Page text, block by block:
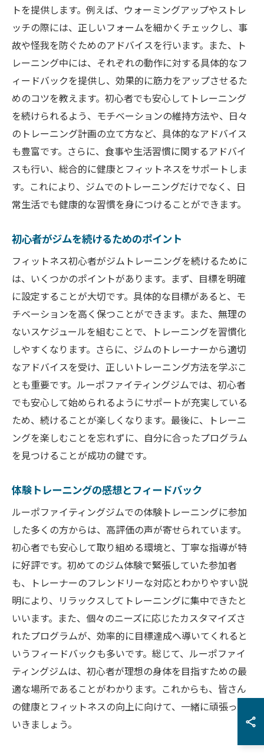
トを提供します。例えば、ウォーミングアップやストレ
ッチの際には、正しいフォームを細かくチェックし、事
故や怪我を防ぐためのアドバイスを行います。また、ト
レーニング中には、それぞれの動作に対する具体的なフ
ィードバックを提供し、効果的に筋力をアップさせるた
めのコツを教えます。初心者でも安心してトレーニング
を続けられるよう、モチベーションの維持方法や、日々
のトレーニング計画の立て方など、具体的なアドバイス
も豊富です。さらに、食事や生活習慣に関するアドバイ
スも行い、総合的に健康とフィットネスをサポートしま
す。これにより、ジムでのトレーニングだけでなく、日
常生活でも健康的な習慣を身につけることができます。
初心者がジムを続けるためのポイント
フィットネス初心者がジムトレーニングを続けるために
は、いくつかのポイントがあります。まず、目標を明確
に設定することが大切です。具体的な目標があると、モ
チベーションを高く保つことができます。また、無理の
ないスケジュールを組むことで、トレーニングを習慣化
しやすくなります。さらに、ジムのトレーナーから適切
なアドバイスを受け、正しいトレーニング方法を学ぶこ
とも重要です。ルーポファイティングジムでは、初心者
でも安心して始められるようにサポートが充実している
ため、続けることが楽しくなります。最後に、トレーニ
ングを楽しむことを忘れずに、自分に合ったプログラム
を見つけることが成功の鍵です。
体験トレーニングの感想とフィードバック
ルーポファイティングジムでの体験トレーニングに参加
した多くの方からは、高評価の声が寄せられています。
初心者でも安心して取り組める環境と、丁寧な指導が特
に好評です。初めてのジム体験で緊張していた参加者
も、トレーナーのフレンドリーな対応とわかりやすい説
明により、リラックスしてトレーニングに集中できたと
いいます。また、個々のニーズに応じたカスタマイズさ
れたプログラムが、効率的に目標達成へ導いてくれると
いうフィードバックも多いです。総じて、ルーポファイ
ティングジムは、初心者が理想の身体を目指すための最
適な場所であることがわかります。これからも、皆さん
の健康とフィットネスの向上に向けて、一緒に頑張って
いきましょう。